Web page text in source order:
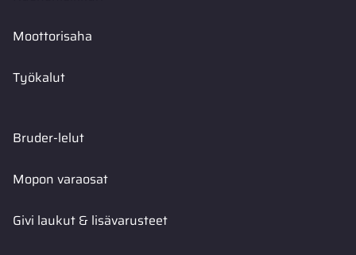
Moottorisaha
Työkalut
Bruder-lelut
Mopon varaosat
Givi laukut & lisävarusteet